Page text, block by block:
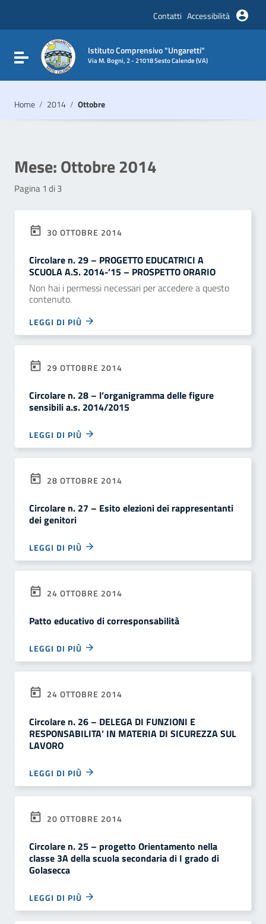
Vai al footer
Contatti Accessibilità
Attiva / disattiva la navigazione
Istituto Comprensivo "Ungaretti"
Via M. Bogni, 2 - 21018 Sesto Calende (VA)
Home / 2014 / Ottobre
Mese:Ottobre 2014
Pagina 1 di 3
30 OTTOBRE 2014
Circolare n. 29 – PROGETTO EDUCATRICI A
SCUOLA A.S. 2014-’15 – PROSPETTO ORARIO
Non hai i permessi necessari per accedere a questo
contenuto.
LEGGI DI PIÙ
29 OTTOBRE 2014
Circolare n. 28 – l’organigramma delle figure
sensibili a.s. 2014/2015
LEGGI DI PIÙ
28 OTTOBRE 2014
Circolare n. 27 – Esito elezioni dei rappresentanti
dei genitori
LEGGI DI PIÙ
24 OTTOBRE 2014
Patto educativo di corresponsabilità
LEGGI DI PIÙ
24 OTTOBRE 2014
Circolare n. 26 – DELEGA DI FUNZIONI E
RESPONSABILITA’ IN MATERIA DI SICUREZZA SUL
LAVORO
LEGGI DI PIÙ
20 OTTOBRE 2014
Circolare n. 25 – progetto Orientamento nella
classe 3A della scuola secondaria di I grado di
Golasecca
LEGGI DI PIÙ